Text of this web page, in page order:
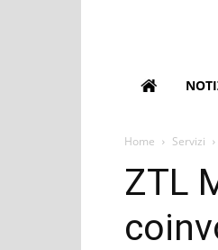
Home Servizi
ZTL